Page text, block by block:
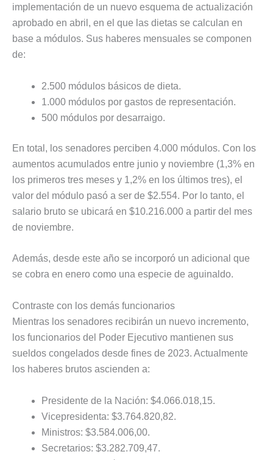
implementación de un nuevo esquema de actualización
aprobado en abril, en el que las dietas se calculan en
base a módulos. Sus haberes mensuales se componen
de:
2.500 módulos básicos de dieta.
1.000 módulos por gastos de representación.
500 módulos por desarraigo.
En total, los senadores perciben 4.000 módulos. Con los
aumentos acumulados entre junio y noviembre (1,3% en
los primeros tres meses y 1,2% en los últimos tres), el
valor del módulo pasó a ser de $2.554. Por lo tanto, el
salario bruto se ubicará en $10.216.000 a partir del mes
de noviembre.
Además, desde este año se incorporó un adicional que
se cobra en enero como una especie de aguinaldo.
Contraste con los demás funcionarios
Mientras los senadores recibirán un nuevo incremento,
los funcionarios del Poder Ejecutivo mantienen sus
sueldos congelados desde fines de 2023. Actualmente
los haberes brutos ascienden a:
Presidente de la Nación: $4.066.018,15.
Vicepresidenta: $3.764.820,82.
Ministros: $3.584.006,00.
Secretarios: $3.282.709,47.